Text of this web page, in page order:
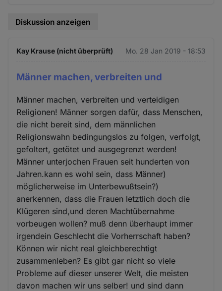
Diskussion anzeigen
Kay Krause (nicht überprüft) Mo. 28 Jan 2019 - 18:53
Männer machen, verbreiten und
Männer machen, verbreiten und verteidigen
Religionen! Männer sorgen dafür, dass Menschen,
die nicht bereit sind, dem männlichen
Religionswahn bedingungslos zu folgen, verfolgt,
gefoltert, getötet und ausgegrenzt werden!
Männer unterjochen Frauen seit hunderten von
Jahren.kann es wohl sein, dass Männer)
möglicherweise im Unterbewußtsein?)
anerkennen, dass die Frauen letztlich doch die
Klügeren sind,und deren Machtübernahme
vorbeugen wollen? muß denn überhaupt immer
irgendein Geschlecht die Vorherrschaft haben?
Können wir nicht real gleichberechtigt
zusammenleben? Es gibt gar nicht so viele
Probleme auf dieser unserer Welt, die meisten
davon machen wir uns selber! und sind dann